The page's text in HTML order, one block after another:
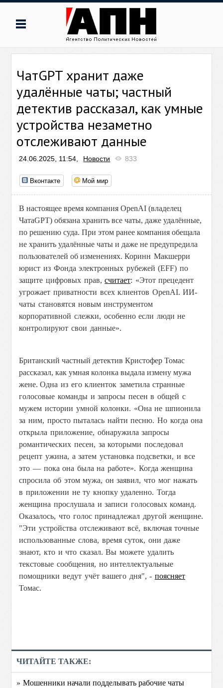
ЧатGPT хранит даже
удалённые чаты; частный
детектив рассказал, как умные
устройства незаметно
отслеживают данные
24.06.2025, 11:54, Новости 833
Вконтакте Мой мир
В настоящее время компания OpenAI (владелец
ЧатаGPT) обязана хранить все чаты, даже удалённые,
по решению суда. При этом ранее компания обещала
не хранить удалённые чаты и даже не предупредила
пользователей об изменениях.Коринн Макшерри
юрист из Фонда электронных рубежей (EFF) по
защите цифровых прав,считает: «Этот прецедент
угрожает приватности всех клиентов OpenAI. ИИ-
чаты становятся новым инструментом
корпоративной слежки, особенно если люди не
контролируют свои данные».
Британский частный детектив Кристофер Томас
рассказал, как умная колонка выдала измену мужа
жене. Одна из его клиенток заметила странные
голосовые команды и запросы песен в общей с
мужем истории умной колонки. «Она не шпионила
за ним, просто пыталась найти песню. Но когда она
открыла приложение, обнаружила запросы
романтических песен, за которыми последовал
рецепт ужина, а затем установка ​​подсветки, и все
это — пока она была на работе». Когда женщина
спросила об этом мужа, он заявил, что мог нажать
в приложении не ту кнопку удаленно. Тогда
женщина прослушала и записи голосовых команд.
Оказалось, что голос принадлежал другой женщине.
"Эти устройства отслеживают всё, включая точные
использованные слова, время суток, они даже
знают, кто и что сказал. Вы можете удалить
текстовые сообщения, но интеллектуальные
помощники ведут учёт вашего дня", -поясняет
Томас.
ЧИТАЙТЕ ТАКЖЕ:
» Мошенники начали подделывать рабочие чаты